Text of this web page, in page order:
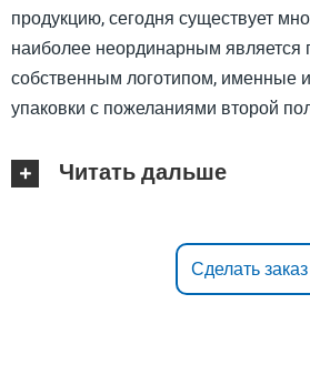
продукцию, сегодня существует
наиболее неординарным
собственным логотипом, именные
упаковки с пожеланиями второй
Читать дальше
Сделать заказ